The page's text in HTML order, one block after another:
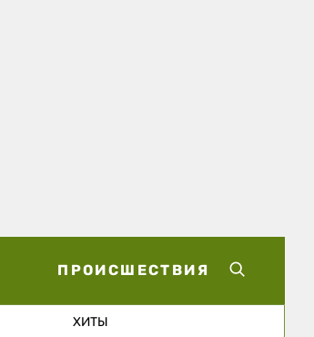
ПРОИСШЕСТВИЯ
ХИТЫ